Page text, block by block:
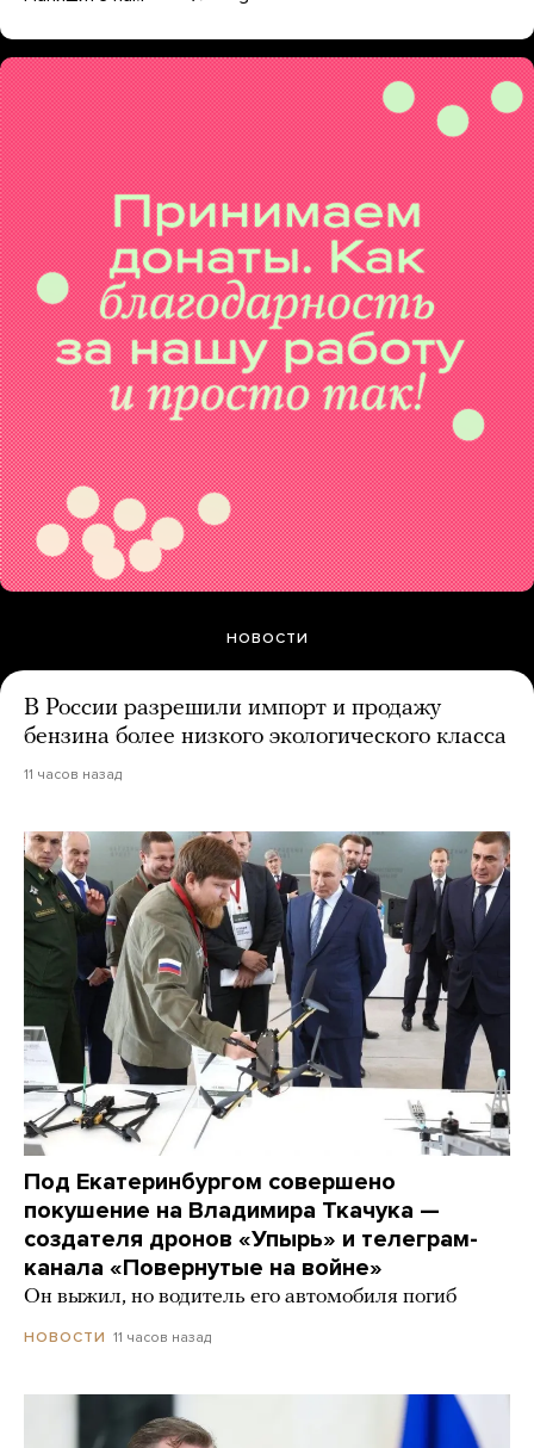
НОВОСТИ
В России разрешили импорт и продажу
бензина более низкого экологического класса
11 часов назад
Под Екатеринбургом совершено
покушение на Владимира Ткачука —
создателя дронов «Упырь» и телеграм-
канала «Повернутые на войне»
Он выжил, но водитель его автомобиля погиб
НОВОСТИ 11 часов назад